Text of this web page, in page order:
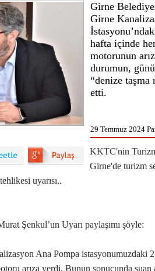
Girne
Girne
hafta içinde
motorunun
durumun,
“denize
etti.
29 Temmuz 2024
KKTC'nin
Girne'de turizm
uyarısı..
Şenkul’un Uyarı paylaşımı şöyle:
Ana Pompa istasyonumuzdaki
arıza verdi. Bunun sonucunda